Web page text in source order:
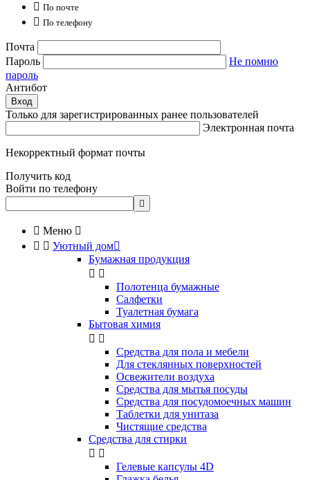
 По почте
 По телефону
Почта
Пароль
Не помню
пароль
Антибот
Вход
Только для зарегистрированных ранее пользователей
Электронная почта
Некорректный формат почты
Получить код
Войти по телефону

 Меню 
  Уютный дом
Бумажная продукция
 
Полотенца бумажные
Салфетки
Туалетная бумага
Бытовая химия
 
Cредства для пола и мебели
Для стеклянных поверхностей
Освежители воздуха
Средства для мытья посуды
Средства для посудомоечных машин
Таблетки для унитаза
Чистящие средства
Средства для стирки
 
Гелевые капсулы 4D